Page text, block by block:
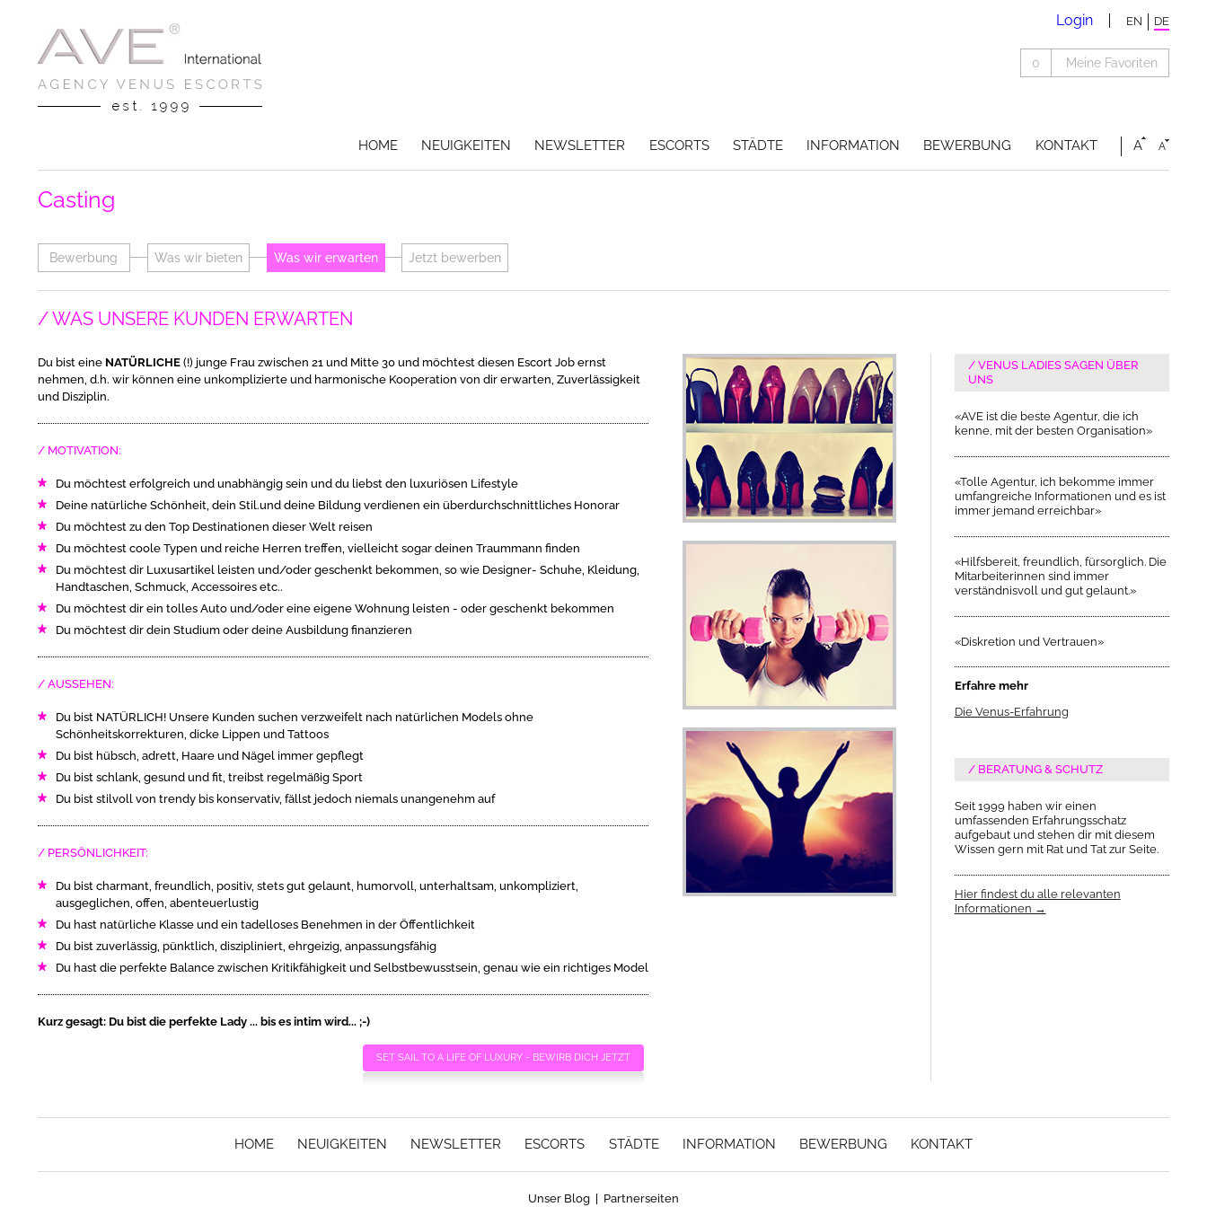
EN DE
Login
0 Meine Favoriten
HOME NEUIGKEITEN NEWSLETTER ESCORTS STÄDTE INFORMATION BEWERBUNG KONTAKT A A
Casting
Bewerbung Was wir bieten Was wir erwarten Jetzt bewerben
WAS UNSERE KUNDEN ERWARTEN
Du bist eine NATÜRLICHE (!) junge Frau zwischen 21 und Mitte 30 und möchtest diesen Escort Job ernst
nehmen, d.h. wir können eine unkomplizierte und harmonische Kooperation von dir erwarten, Zuverlässigkeit
und Disziplin.
MOTIVATION:
Du möchtest erfolgreich und unabhängig sein und du liebst den luxuriösen Lifestyle
Deine natürliche Schönheit, dein Stil.und deine Bildung verdienen ein überdurchschnittliches Honorar
Du möchtest zu den Top Destinationen dieser Welt reisen
Du möchtest coole Typen und reiche Herren treffen, vielleicht sogar deinen Traummann finden
Du möchtest dir Luxusartikel leisten und/oder geschenkt bekommen, so wie Designer- Schuhe, Kleidung,
Handtaschen, Schmuck, Accessoires etc..
Du möchtest dir ein tolles Auto und/oder eine eigene Wohnung leisten - oder geschenkt bekommen
Du möchtest dir dein Studium oder deine Ausbildung finanzieren
AUSSEHEN:
Du bist NATÜRLICH! Unsere Kunden suchen verzweifelt nach natürlichen Models ohne
Schönheitskorrekturen, dicke Lippen und Tattoos
Du bist hübsch, adrett, Haare und Nägel immer gepflegt
Du bist schlank, gesund und fit, treibst regelmäßig Sport
Du bist stilvoll von trendy bis konservativ, fällst jedoch niemals unangenehm auf
PERSÖNLICHKEIT:
Du bist charmant, freundlich, positiv, stets gut gelaunt, humorvoll, unterhaltsam, unkompliziert,
ausgeglichen, offen, abenteuerlustig
Du hast natürliche Klasse und ein tadelloses Benehmen in der Öffentlichkeit
Du bist zuverlässig, pünktlich, diszipliniert, ehrgeizig, anpassungsfähig
Du hast die perfekte Balance zwischen Kritikfähigkeit und Selbstbewusstsein, genau wie ein richtiges Model
Kurz gesagt: Du bist die perfekte Lady ... bis es intim wird... ;-)
SET SAIL TO A LIFE OF LUXURY - BEWIRB DICH JETZT
VENUS LADIES SAGEN ÜBER
UNS
«AVE ist die beste Agentur, die ich
kenne, mit der besten Organisation»
«Tolle Agentur, ich bekomme immer
umfangreiche Informationen und es ist
immer jemand erreichbar»
«Hilfsbereit, freundlich, fürsorglich. Die
Mitarbeiterinnen sind immer
verständnisvoll und gut gelaunt.»
«Diskretion und Vertrauen»
Erfahre mehr
Die Venus-Erfahrung
BERATUNG & SCHUTZ
Seit 1999 haben wir einen
umfassenden Erfahrungsschatz
aufgebaut und stehen dir mit diesem
Wissen gern mit Rat und Tat zur Seite.
Hier findest du alle relevanten
Informationen →
HOME NEUIGKEITEN NEWSLETTER ESCORTS STÄDTE INFORMATION BEWERBUNG KONTAKT
Unser Blog Partnerseiten